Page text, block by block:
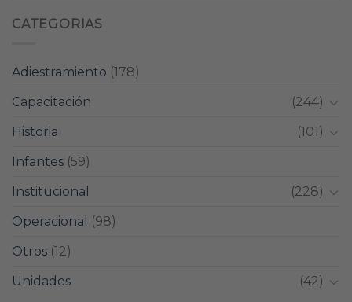
CATEGORIAS
Adiestramiento (178)
Capacitación
(244)
Historia
(101)
Infantes (59)
Institucional
(228)
Operacional
(98)
Otros (12)
Unidades
(42)